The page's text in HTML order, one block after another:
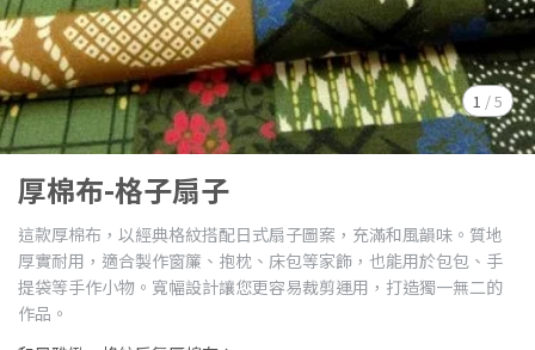
1 /5
厚棉布-格子扇子
這款厚棉布，以經典格紋搭配日式扇子圖案，充滿和風韻味。質地
厚實耐用，適合製作窗簾、抱枕、床包等家飾，也能用於包包、手
提袋等手作小物。寬幅設計讓您更容易裁剪運用，打造獨一無二的
作品。